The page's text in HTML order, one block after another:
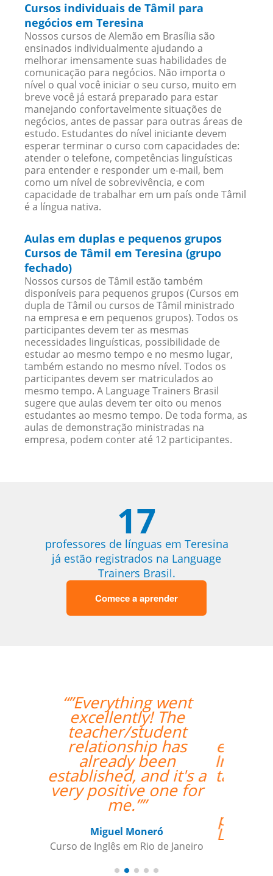
Cursos individuais de Tâmil para
negócios em Teresina
Nossos cursos de Alemão em Brasília são
ensinados individualmente ajudando a
melhorar imensamente suas habilidades de
comunicação para negócios. Não importa o
nível o qual você iniciar o seu curso, muito em
breve você já estará preparado para estar
manejando confortavelmente situações de
negócios, antes de passar para outras áreas de
estudo. Estudantes do nível iniciante devem
esperar terminar o curso com capacidades de:
atender o telefone, competências linguísticas
para entender e responder um e-mail, bem
como um nível de sobrevivência, e com
capacidade de trabalhar em um país onde Tâmil
é a língua nativa.
Aulas em duplas e pequenos grupos
Cursos de Tâmil em Teresina (grupo
fechado)
Nossos cursos de Tâmil estão também
disponíveis para pequenos grupos (Cursos em
dupla de Tâmil ou cursos de Tâmil ministrado
na empresa e em pequenos grupos). Todos os
participantes devem ter as mesmas
necessidades linguísticas, possibilidade de
estudar ao mesmo tempo e no mesmo lugar,
também estando no mesmo nível. Todos os
participantes devem ser matriculados ao
mesmo tempo. A Language Trainers Brasil
sugere que aulas devem ter oito ou menos
estudantes ao mesmo tempo. De toda forma, as
aulas de demonstração ministradas na
empresa, podem conter até 12 participantes.
17
professores de línguas em Teresina
já estão registrados na Language
Trainers Brasil.
Comece a aprender
“”Lila está
absolutamente
satisfeita por ter um
excelente professor de
Inglês! Pontos positivos
também para a seleção
de alguém que fala
fluentemente russo
para ajudai ainda mais
Lila, para aquelas raras
ocasiões em que a
tradução pode